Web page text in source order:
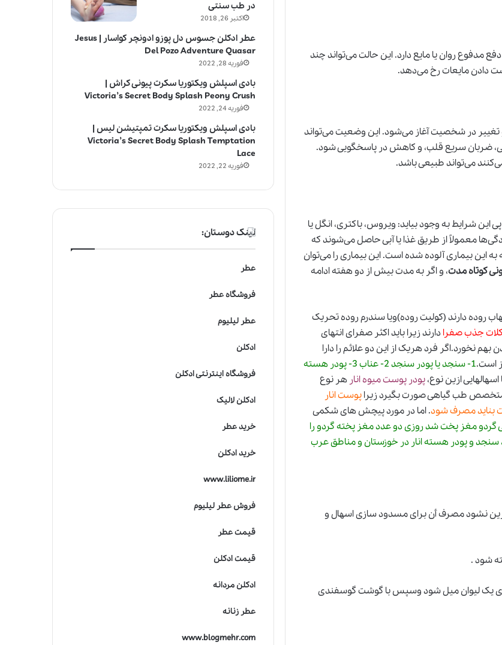
مدفوع روان یا مایع دارد. این حالت می‌تواند چند
دادن مایعات رخ می‌دهد.
در شخصیت آغاز می‌شود. این وضعیت می‌تواند
ضربان سریع قلب، و کاهش در پاسخگویی شود.
می‌تواند طبیعی باشد.
شرایط به وجود بیاید: ویروس، باکتری،انگل یا
معمولاً از طریق غذا یا آبی حاصل می‌شوند که
این بیماری آلوده شده است. این بیماری را می‌توان
کوتاه مدت، و اگر به مدت بیش از دو هفته ادامه
روده دارند (کولیت روده)ویا سندرم روده تحریک
جذب صفرادارند زیرا باید اکثر صفرای انتهای
نخورد.اگر فرد هریک از این دو علائم را دارا
است.
1- سنجد یا پودر سنجد 2- عناب 3- پودر هسته
ازین نوع،پودر پوست میوه انار هر نوع
متخصص طب گیاهی صورت بگیرد زیراپوست انار
. اما در مورد پیچش های شکمی
گردو مغز پخت شد روزی دو عدد مغز پخته گردو را
سنجد و پودر هسته انار در خوزستان و مناطق عرب
نشود مصرف أن برای مسدود سازی اسهال و
شود .
یک لیوان میل شود و‌سپس با گوشت گوسفندی
در طب سنتی
اکتبر 26, 2018
عطر ادکلن جسوس دل پوزو ادونچر کواسار | Jesus
Del Pozo Adventure Quasar
فوریه 28, 2022
بادی اسپلش ویکتوریا سکرت پیونی کراش |
Victoria’s Secret Body Splash Peony Crush
فوریه 24, 2022
بادی اسپلش ویکتوریا سکرت تمپتیشن لیس |
Victoria’s Secret Body Splash Temptation
Lace
فوریه 22, 2022
لینک دوستان:
عطر
فروشگاه عطر
عطر لیلیوم
ادکلن
فروشگاه اینترنتی ادکلن
ادکلن لالیک
خرید عطر
خرید ادکلن
www.liliome.ir
فروش عطر لیلیوم
قیمت عطر
قیمت ادکلن
ادکلن مردانه
عطر زنانه
www.blogmehr.com